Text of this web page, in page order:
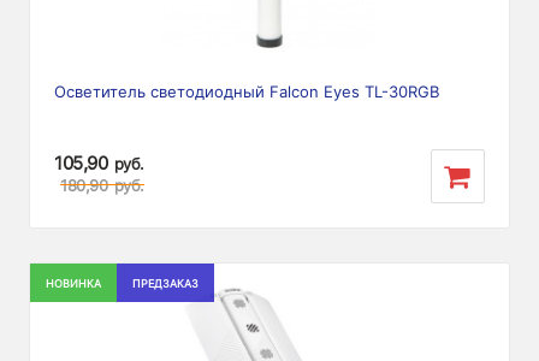
Осветитель светодиодный Falcon Eyes TL-30RGB
105,90 руб.
180,90 руб.
НОВИНКА ПРЕДЗАКАЗ